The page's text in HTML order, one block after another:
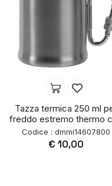
Tazza termica 250 ml
freddo estremo thermo
Codice : dmmi14607800
€ 10,00